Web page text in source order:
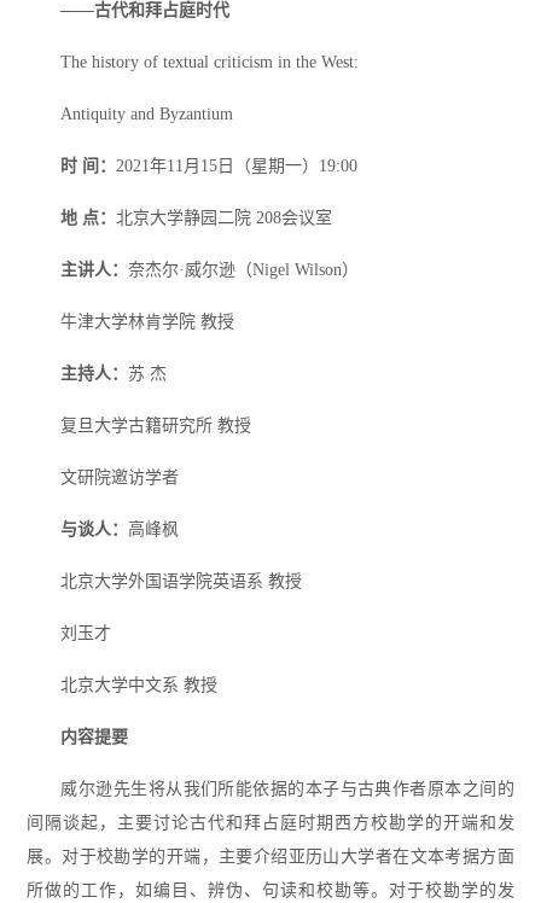
——古代和拜占庭时代
The history of textual criticism in the West:
Antiquity and Byzantium
时 间：2021年11月15日（星期一）19:00
地 点：北京大学静园二院 208会议室
主讲人：奈杰尔·威尔逊（Nigel Wilson）
牛津大学林肯学院 教授
主持人： 苏 杰
复旦大学古籍研究所 教授
文研院邀访学者
与谈人： 高峰枫
北京大学外国语学院英语系 教授
刘玉才
北京大学中文系 教授
内容提要
威尔逊先生将从我们所能依据的本子与古典作者原本之间的
间隔谈起，主要讨论古代和拜占庭时期西方校勘学的开端和发
展。对于校勘学的开端，主要介绍亚历山大学者在文本考据方面
所做的工作，如编目、辨伪、句读和校勘等。对于校勘学的发